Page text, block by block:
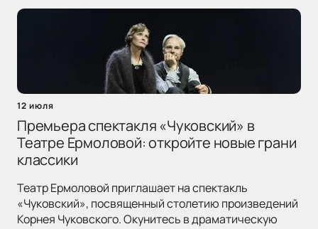
12 июля
Премьера спектакля «Чуковский» в
Театре Ермоловой: откройте новые грани
классики
Театр Ермоловой приглашает на спектакль
«Чуковский», посвященный столетию произведений
Корнея Чуковского. Окунитесь в драматическую